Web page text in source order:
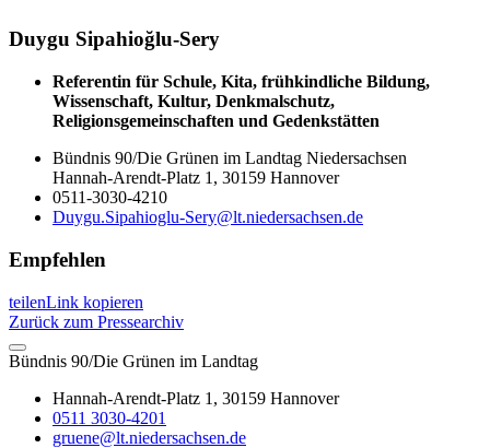
Duygu Sipahioğlu-Sery
Referentin für Schule, Kita, frühkindliche Bildung,
Wissenschaft, Kultur, Denkmalschutz,
Religionsgemeinschaften und Gedenkstätten
Bündnis 90/Die Grünen im Landtag Niedersachsen
Hannah-Arendt-Platz 1, 30159 Hannover
0511-3030-4210
Duygu.Sipahioglu-Sery@lt.niedersachsen.de
Empfehlen
teilenLink kopieren
Zurück zum Pressearchiv
Bündnis 90/Die Grünen im Landtag
Hannah-Arendt-Platz 1, 30159 Hannover
0511 3030-4201
gruene@lt.niedersachsen.de